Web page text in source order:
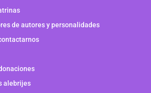
de autores y personalidades
alebrijes